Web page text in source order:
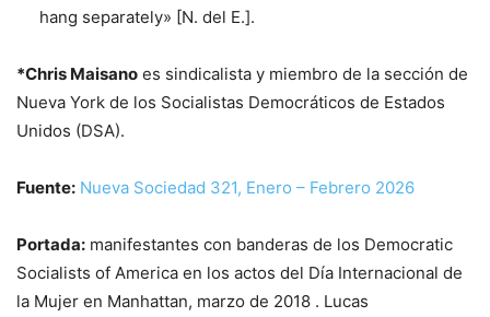
hang separately» [N. del E.].
*Chris Maisano es sindicalista y miembro de la sección de
Nueva York de los Socialistas Democráticos de Estados
Unidos (DSA).
Fuente: Nueva Sociedad 321, Enero – Febrero 2026
Portada: manifestantes con banderas de los Democratic
Socialists of America en los actos del Día Internacional de
la Mujer en Manhattan, marzo de 2018 . Lucas